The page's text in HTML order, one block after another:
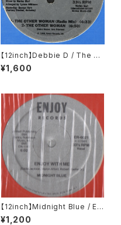
【12inch】Debbie D / The Ot
her Woman
¥1,600
【12inch】Midnight Blue / Enj
oy With Me
¥1,200